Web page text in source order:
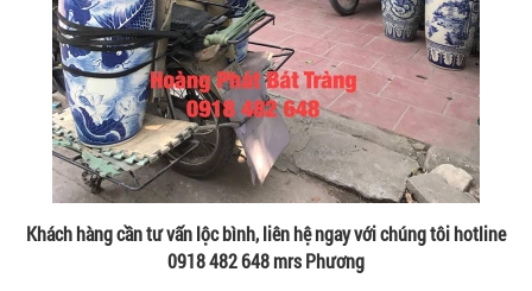
Khách hàng cần tư vấn lộc bình, liên hệ ngay với chúng tôi hotline
0918 482 648 mrs Phương